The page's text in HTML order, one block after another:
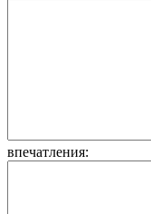
впечатления: